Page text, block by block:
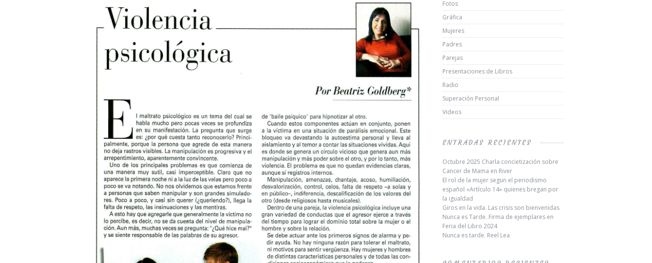
Fotos
Gráfica
Mujeres
Padres
Parejas
Presentaciones de Libros
Radio
Superación Personal
Videos
ENTRADAS RECIENTES
Octubre 2025 Charla concietización sobre
Cancer de Mama en River
El rol de la mujer segun el periodismo
español «Artículo 14» quienes bregan por
la igualdad
Giros en la vida. Las crisis son bienvenidas
Nunca es Tarde. Firma de ejemplares en
Feria del Libro 2024
Nunca es tarde. Reel Lea